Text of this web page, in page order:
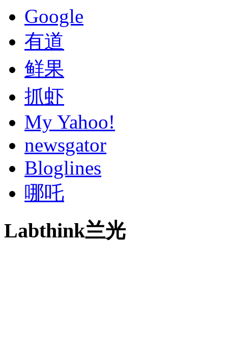
Google
有道
鲜果
抓虾
My Yahoo!
newsgator
Bloglines
哪吒
Labthink兰光